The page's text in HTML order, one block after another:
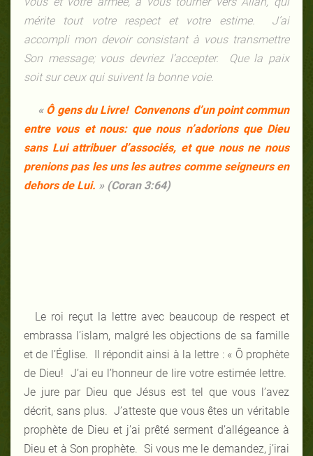
mérite tout votre respect et votre estime. J’ai
accompli mon devoir consistant à vous transmettre
Son message; vous devriez l’accepter. Que la paix
soit sur ceux qui suivent la bonne voie.
«Ô gens du Livre! Convenons d’un point commun
entre vous et nous: que nous n’adorions que Dieu
sans Lui attribuer d’associés, et que nous ne nous
prenions pas les uns les autres comme seigneurs en
dehors de Lui. » (Coran 3:64)
Le roi reçut la lettre avec beaucoup de respect et
embrassa l’islam, malgré les objections de sa famille
et de l’Église. Il répondit ainsi à la lettre : « Ô prophète
de Dieu! J’ai eu l’honneur de lire votre estimée lettre.
Je jure par Dieu que Jésus est tel que vous l’avez
décrit, sans plus. J’atteste que vous êtes un véritable
prophète de Dieu et j’ai prêté serment d’allégeance à
Dieu et à Son prophète. Si vous me le demandez, j’irai